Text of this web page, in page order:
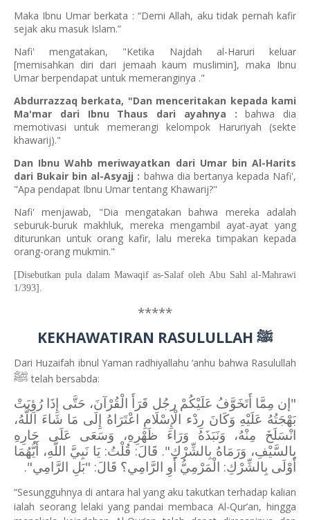
Maka Ibnu Umar berkata : “Demi Allah, aku tidak pernah kafir
sejak aku masuk Islam.”
Nafi' mengatakan, "Ketika Najdah al-Haruri keluar
[memisahkan diri dari jemaah kaum muslimin], maka Ibnu
Umar berpendapat untuk memeranginya ."
Abdurrazzaq berkata, "Dan menceritakan kepada kami
Ma'mar dari Ibnu Thaus dari ayahnya : bahwa dia
memotivasi untuk memerangi kelompok Haruriyah (sekte
khawarij)."
Dan Ibnu Wahb meriwayatkan dari Umar bin Al-Harits
dari Bukair bin al-Asyajj : bahwa dia bertanya kepada Nafi',
"Apa pendapat Ibnu Umar tentang Khawarij?"
Nafi' menjawab, "Dia mengatakan bahwa mereka adalah
seburuk-buruk makhluk, mereka mengambil ayat-ayat yang
diturunkan untuk orang kafir, lalu mereka timpakan kepada
orang-orang mukmin."
[Disebutkan pula dalam Mawaqif as-Salaf oleh Abu Sahl al-Mahrawi
1/393].
*****
KEKHAWATIRAN RASULULLAH ﷺ
Dari Huzaifah ibnul Yaman radhiyallahu ‘anhu bahwa Rasulullah
ﷺ telah bersabda:
"إن مِمَّا أَتَخَوَّفُ عَلَيْكُمْ رجُل قَرَأَ الْقُرْآنَ، حَتَّى إِذَا رُؤِيَتْ
بَهْجَتُهُ عَلَيْهِ وَكَانَ رِدْء الْإِسْلَامِ اعْتَرَاهُ إِلَى مَا شَاءَ اللَّهُ،
انْسَلَخَ مِنْهُ، وَنَبَذَهُ وَرَاءَ ظَهْرِهِ، وَسَعَى عَلَى جَارِهِ
بِالسَّيْفِ، وَرَمَاهُ بِالشِّرْكِ". قَالَ: قُلْتُ: يَا نَبِيَّ اللَّهِ، أَيُّهُمَا
أَوْلَى بِالشِّرْكِ: الْمَرْمِيُّ أَوِ الرَّامِي؟ قَالَ: "بَلِ الرَّامِي".
“Sesungguhnya di antara hal yang aku takutkan terhadap kalian
ialah seorang lelaki yang pandai membaca Al-Qur’an, hingga